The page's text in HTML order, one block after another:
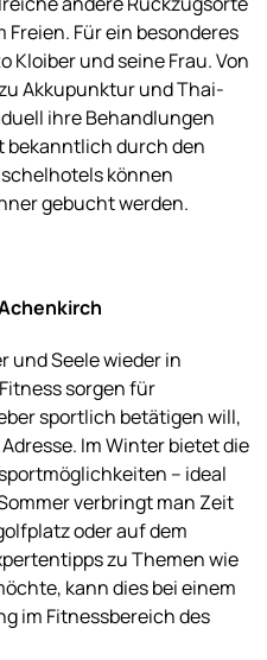
Für ein besonderes
Kloiber und seine Frau. Von
Akkupunktur und Thai-
ihre Behandlungen
bekanntlich durch den
können
gebucht werden.
Achenkirch
und Seele wieder in
sorgen für
sportlich betätigen will,
Im Winter bietet die
– ideal
verbringt man Zeit
oder auf dem
zu Themen wie
kann dies bei einem
im Fitnessbereich des